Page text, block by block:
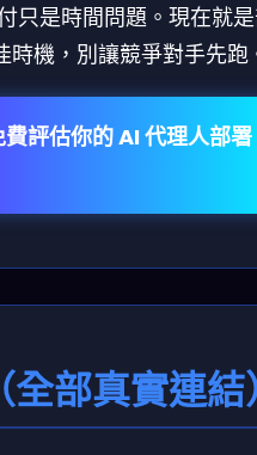
只是時間問題。現在就
機，別讓競爭對手先跑
評估你的 AI 代理人部署
全部真實連結